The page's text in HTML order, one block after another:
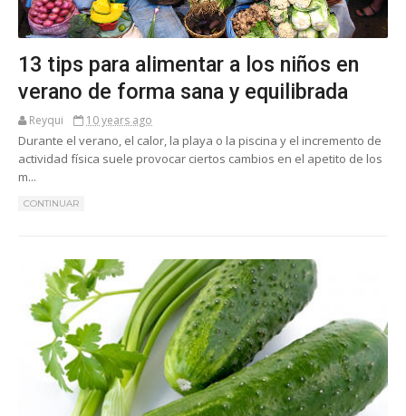
13 tips para alimentar a los niños en
verano de forma sana y equilibrada
Reyqui 10 years ago
Durante el verano, el calor, la playa o la piscina y el incremento de
actividad física suele provocar ciertos cambios en el apetito de los
m...
CONTINUAR